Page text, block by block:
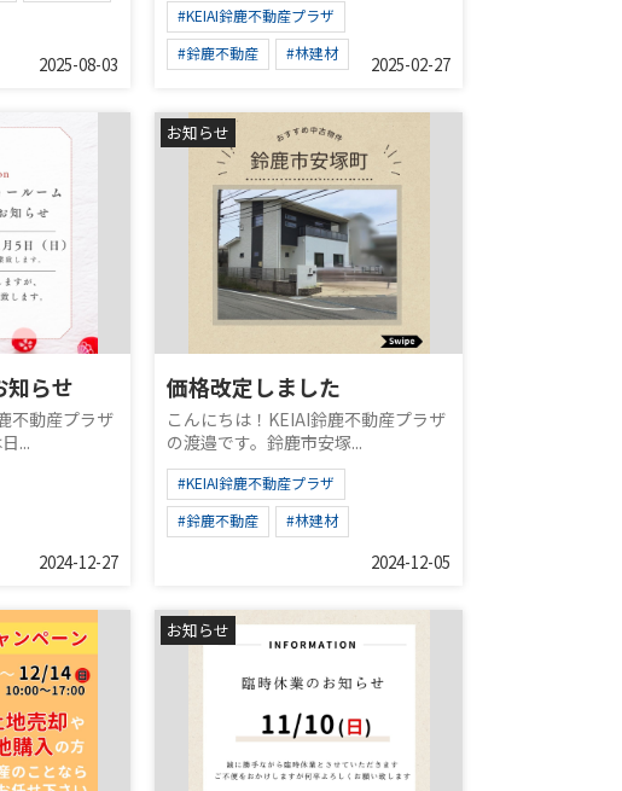
2025-08-03
#KEIAI鈴鹿不動産プラザ
#鈴鹿不動産
#林建材
2025-02-27
知らせ
不動産プラザ
...
2024-12-27
お知らせ
価格改定しました
こんにちは！KEIAI鈴鹿不動産プラザ
の渡邉です。鈴鹿市安塚...
#KEIAI鈴鹿不動産プラザ
#鈴鹿不動産
#林建材
2024-12-05
お知らせ